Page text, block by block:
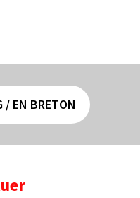
/ EN BRETON